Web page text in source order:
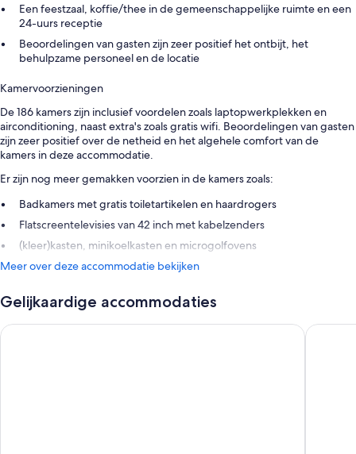
Een feestzaal, koffie/thee in de gemeenschappelijke ruimte en een
24-uurs receptie
Beoordelingen van gasten zijn zeer positief het ontbijt, het
behulpzame personeel en de locatie
Kamervoorzieningen
De 186 kamers zijn inclusief voordelen zoals laptopwerkplekken en
airconditioning, naast extra's zoals gratis wifi. Beoordelingen van gasten
zijn zeer positief over de netheid en het algehele comfort van de
kamers in deze accommodatie.
Er zijn nog meer gemakken voorzien in de kamers zoals:
Badkamers met gratis toiletartikelen en haardrogers
Flatscreentelevisies van 42 inch met kabelzenders
(kleer)kasten, minikoelkasten en microgolfovens
Meer over deze accommodatie bekijken
Gelijkaardige accommodaties
Hyatt Place Atlanta/Buckhead